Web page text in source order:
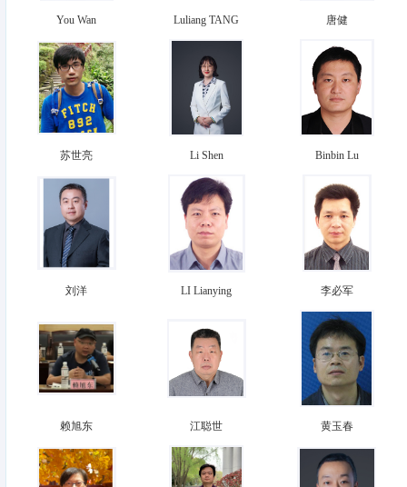
You Wan Luliang TANG 唐健
苏世亮 Li Shen Binbin Lu
刘洋 LI Lianying 李必军
赖旭东 江聪世 黄玉春